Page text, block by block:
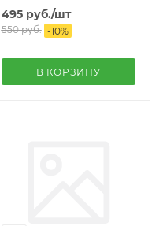
495руб./шт
550руб. -10%
В КОРЗИНУ